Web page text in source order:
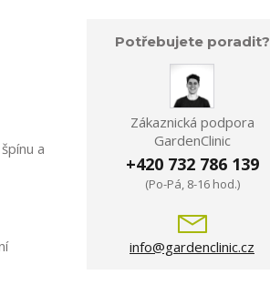
a
Potřebujete poradit?
Zákaznická podpora
GardenClinic
+420 732 786 139
(Po-Pá, 8-16 hod.)
info@gardenclinic.cz